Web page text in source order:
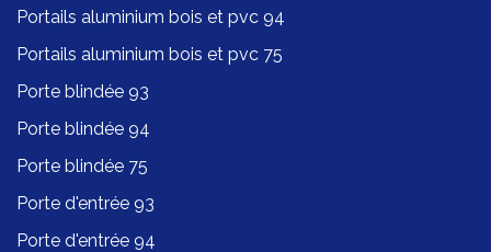
Portails aluminium bois et pvc 94
Portails aluminium bois et pvc 75
Porte blindée 93
Porte blindée 94
Porte blindée 75
Porte d'entrée 93
Porte d'entrée 94